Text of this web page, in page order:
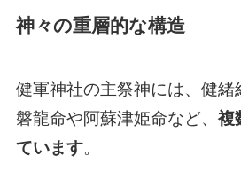
神々の重層的な構造
健軍神社の主祭神には、健緒
磐龍命や阿蘇津姫命など、 複
ています。